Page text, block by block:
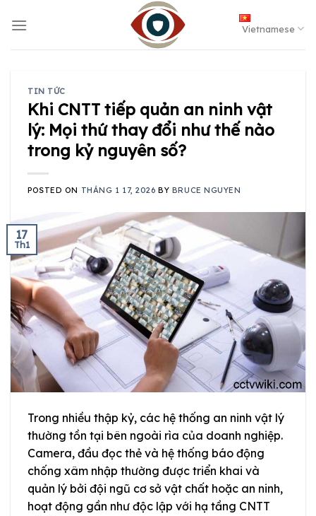
Vietnamese
TIN TỨC
Khi CNTT tiếp quản an ninh vật
lý: Mọi thứ thay đổi như thế nào
trong kỷ nguyên số?
POSTED ON THÁNG 1 17, 2026 BY BRUCE NGUYEN
17
Th1
Trong nhiều thập kỷ, các hệ thống an ninh vật lý
thường tồn tại bên ngoài rìa của doanh nghiệp.
Camera, đầu đọc thẻ và hệ thống báo động
chống xâm nhập thường được triển khai và
quản lý bởi đội ngũ cơ sở vật chất hoặc an ninh,
hoạt động gần như độc lập với hạ tầng CNTT